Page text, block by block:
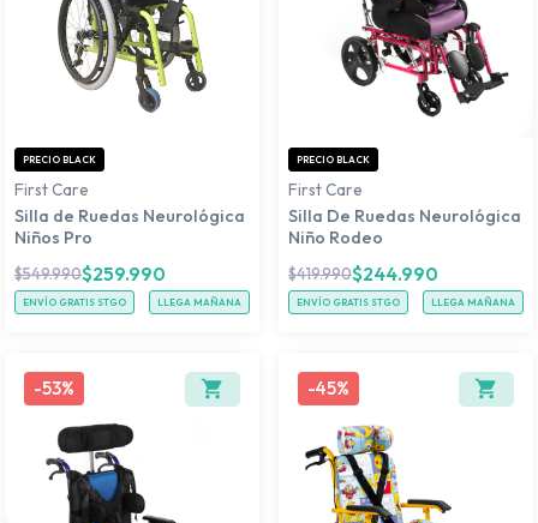
PRECIO BLACK
First Care
Silla de Ruedas Neurológica
Niños Pro
$549.990$259.990
ENVÍO GRATIS STGO LLEGA MAÑANA
PRECIO BLACK
First Care
Silla De Ruedas Neurológica
Niño Rodeo
$419.990$244.990
ENVÍO GRATIS STGO LLEGA MAÑANA
-53% -45%